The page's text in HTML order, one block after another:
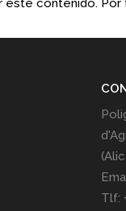
éste contenido.
Tlf: